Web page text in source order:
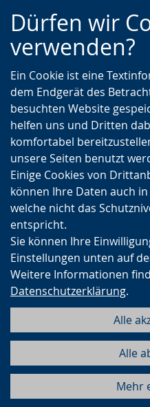
Dürfen wir
verwenden?
Ein Cookie ist eine
dem Endgerät des
besuchten Website
helfen uns und Dritten
komfortabel
unsere Seiten benutzt
Einige Cookies von
können Ihre Daten auch
welche nicht das
entspricht.
Sie können Ihre
Einstellungen unten auf
Weitere Informationen
Datenschutzerklärung.
Alle
Alle
Mehr